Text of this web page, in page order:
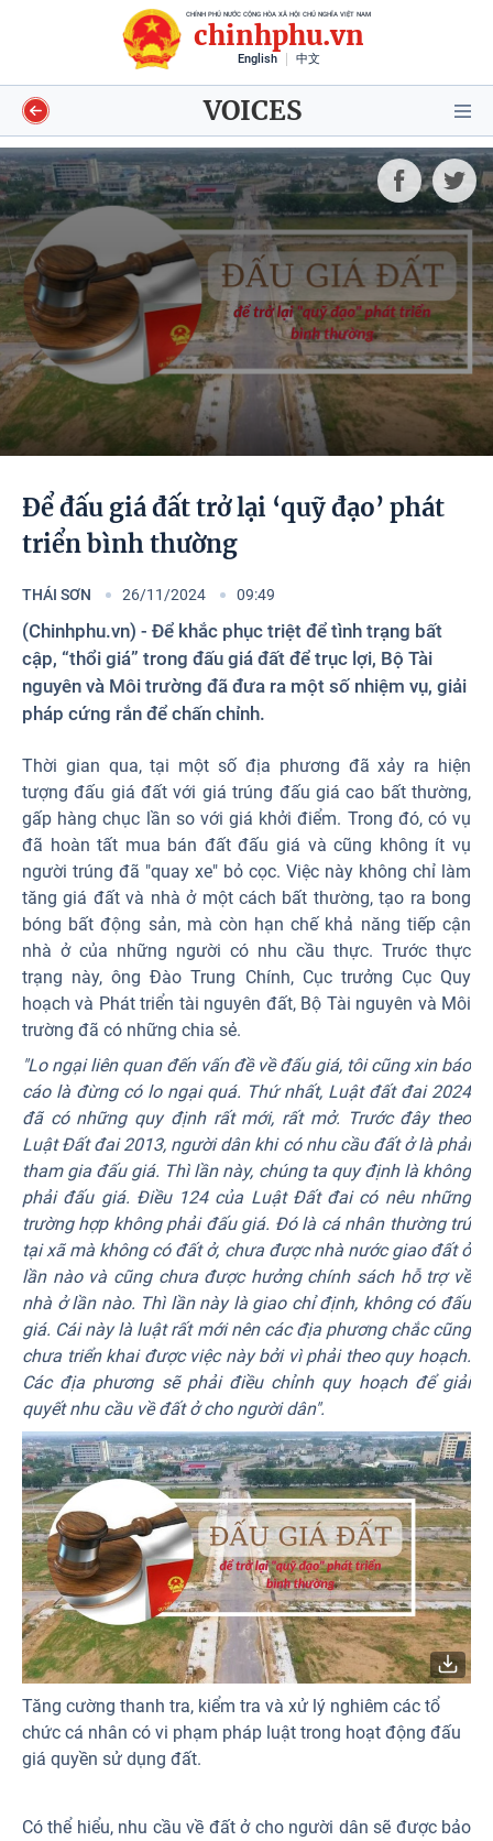
CHÍNH PHỦ NƯỚC CỘNG HÒA XÃ HỘI CHỦ NGHĨA VIỆT NAM
chinhphu.vn
English 中文
VOICES
Voices
Shorts video
Longform
Infographics
Photos
Để đấu giá đất trở lại ‘quỹ đạo’ phát
triển bình thường
THÁI SƠN 26/11/2024 09:49
(Chinhphu.vn) - Để khắc phục triệt để tình trạng bất
cập, “thổi giá” trong đấu giá đất để trục lợi, Bộ Tài
nguyên và Môi trường đã đưa ra một số nhiệm vụ, giải
pháp cứng rắn để chấn chỉnh.
Thời gian qua, tại một số địa phương đã xảy ra hiện
tượng đấu giá đất với giá trúng đấu giá cao bất thường,
gấp hàng chục lần so với giá khởi điểm. Trong đó, có vụ
đã hoàn tất mua bán đất đấu giá và cũng không ít vụ
người trúng đã "quay xe" bỏ cọc. Việc này không chỉ làm
tăng giá đất và nhà ở một cách bất thường, tạo ra bong
bóng bất động sản, mà còn hạn chế khả năng tiếp cận
nhà ở của những người có nhu cầu thực. Trước thực
trạng này, ông Đào Trung Chính, Cục trưởng Cục Quy
hoạch và Phát triển tài nguyên đất, Bộ Tài nguyên và Môi
trường đã có những chia sẻ.
"Lo ngại liên quan đến vấn đề về đấu giá, tôi cũng xin báo
cáo là đừng có lo ngại quá. Thứ nhất, Luật đất đai 2024
đã có những quy định rất mới, rất mở. Trước đây theo
Luật Đất đai 2013, người dân khi có nhu cầu đất ở là phải
tham gia đấu giá. Thì lần này, chúng ta quy định là không
phải đấu giá. Điều 124 của Luật Đất đai có nêu những
trường hợp không phải đấu giá. Đó là cá nhân thường trú
tại xã mà không có đất ở, chưa được nhà nước giao đất ở
lần nào và cũng chưa được hưởng chính sách hỗ trợ về
nhà ở lần nào. Thì lần này là giao chỉ định, không có đấu
giá. Cái này là luật rất mới nên các địa phương chắc cũng
chưa triển khai được việc này bởi vì phải theo quy hoạch.
Các địa phương sẽ phải điều chỉnh quy hoạch để giải
quyết nhu cầu về đất ở cho người dân".
Tăng cường thanh tra, kiểm tra và xử lý nghiêm các tổ
chức cá nhân có vi phạm pháp luật trong hoạt động đấu
giá quyền sử dụng đất.
Có thể hiểu, nhu cầu về đất ở cho người dân sẽ được bảo